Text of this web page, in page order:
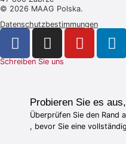
© 2026 MAAG Polska.
Datenschutzbestimmungen
Schreiben Sie uns
Probieren Sie es
Überprüfen Sie den Rand
, bevor Sie eine